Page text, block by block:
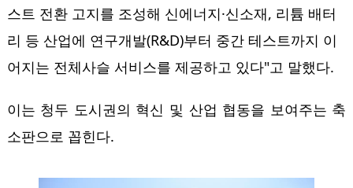
스트 전환 고지를 조성해 신에너지·신소재, 리튬 배터
리 등 산업에 연구개발(R&D)부터 중간 테스트까지 이
어지는 전체사슬 서비스를 제공하고 있다"고 말했다.
이는 청두 도시권의 혁신 및 산업 협동을 보여주는 축
소판으로 꼽힌다.